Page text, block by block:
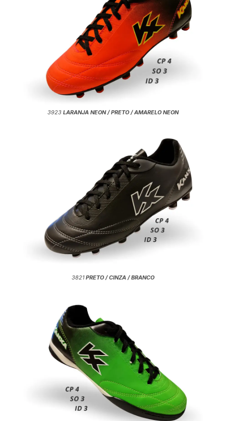
3923 LARANJA NEON / PRETO / AMARELO NEON
3821PRETO / CINZA / BRANCO